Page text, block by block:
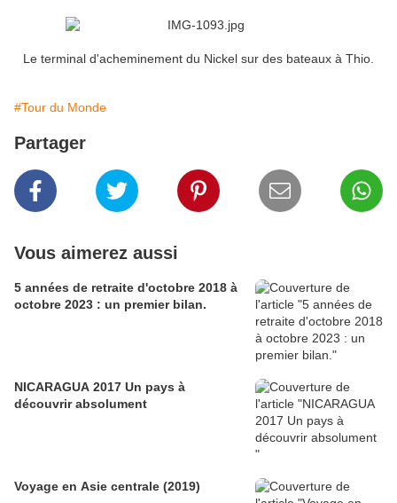
Le terminal d'acheminement du Nickel sur des bateaux à Thio.
#Tour du Monde
Partager
Vous aimerez aussi
5 années de retraite d'octobre 2018 à
octobre 2023 : un premier bilan.
NICARAGUA 2017 Un pays à
découvrir absolument
Voyage en Asie centrale (2019)